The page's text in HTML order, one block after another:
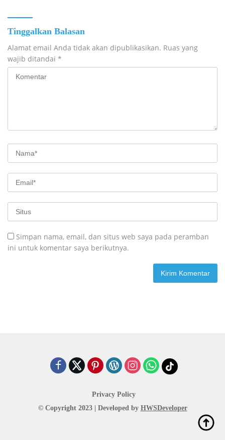
Tinggalkan Balasan
Alamat email Anda tidak akan dipublikasikan. Ruas yang
wajib ditandai *
Simpan nama, email, dan situs web saya pada peramban
ini untuk komentar saya berikutnya.
Privacy Policy
© Copyright 2023 | Developed by HWSDeveloper